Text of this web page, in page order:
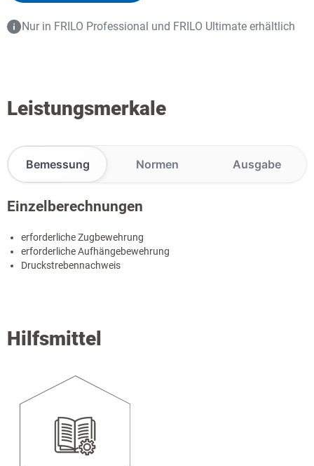
Nur in FRILO Professional und FRILO Ultimate erhältlich
Leistungsmerkale
Bemessung Normen Ausgabe
Einzelberechnungen
erforderliche Zugbewehrung
erforderliche Aufhängebewehrung
Druckstrebennachweis
Hilfsmittel